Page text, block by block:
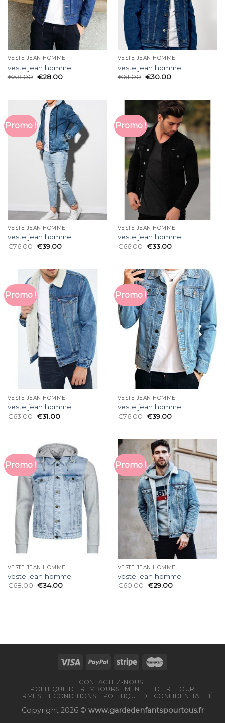
VESTE JEAN HOMME
veste jean homme
€58.00 €28.00
VESTE JEAN HOMME
veste jean homme
€61.00 €30.00
Promo !
VESTE JEAN HOMME
veste jean homme
€76.00 €39.00
Promo !
VESTE JEAN HOMME
veste jean homme
€66.00 €33.00
Promo !
VESTE JEAN HOMME
veste jean homme
€63.00 €31.00
Promo !
VESTE JEAN HOMME
veste jean homme
€76.00 €39.00
Promo !
VESTE JEAN HOMME
veste jean homme
€68.00 €34.00
Promo !
VESTE JEAN HOMME
veste jean homme
€60.00 €29.00
CONTACTEZ-NOUS
POLITIQUE DE REMBOURSEMENT ET DE RETOUR
TERMES ET CONDITIONS
POLITIQUE DE CONFIDENTIALITÉ
Copyright 2026 © www.gardedenfantspourtous.fr